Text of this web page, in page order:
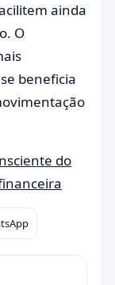
ainda
O
beneficia
do